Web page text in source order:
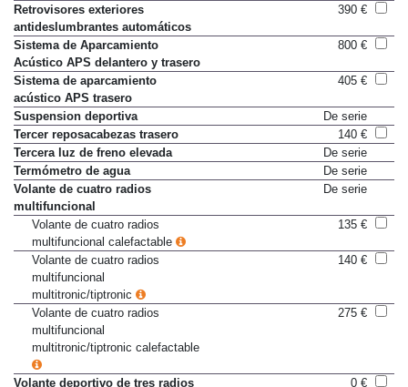
Retrovisores exteriores
antideslumbrantes automáticos
390 €
Sistema de Aparcamiento
Acústico APS delantero y trasero
800 €
Sistema de aparcamiento
acústico APS trasero
405 €
Suspension deportiva
De serie
Tercer reposacabezas trasero
140 €
Tercera luz de freno elevada
De serie
Termómetro de agua
De serie
Volante de cuatro radios
multifuncional
De serie
Volante de cuatro radios
multifuncional calefactable
135 €
Volante de cuatro radios
multifuncional
multitronic/tiptronic
140 €
Volante de cuatro radios
multifuncional
multitronic/tiptronic calefactable
275 €
Volante deportivo de tres radios
0 €